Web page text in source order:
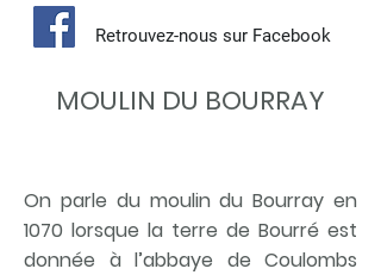
Retrouvez-nous sur Facebook
MOULIN DU BOURRAY
On parle du moulin du Bourray en
1070 lorsque la terre de Bourré est
donnée à l’abbaye de Coulombs